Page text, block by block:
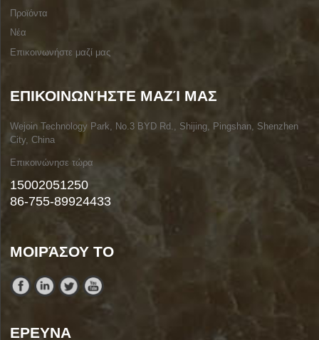
Προϊόντα
Νέα
Επικοινωνήστε μαζί μας
ΕΠΙΚΟΙΝΩΝΉΣΤΕ ΜΑΖΊ ΜΑΣ
Wejoin Technology Park, No.3 BYD Rd., Shijing, Pingshan, Shenzhen
City, China
Επικοινώνησε τώρα
15002051250
86-755-89924433
ΜΟΙΡΆΣΟΥ ΤΟ
ΕΡΕΥΝΑ